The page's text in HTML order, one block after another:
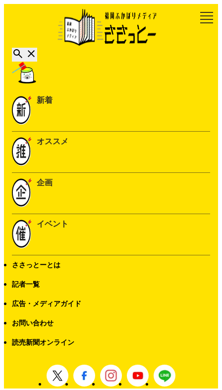
新着
オススメ
企画
イベント
ささっとーとは
記者一覧
広告・メディアガイド
お問い合わせ
読売新聞オンライン